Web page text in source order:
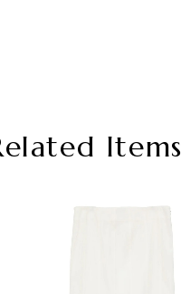
Items